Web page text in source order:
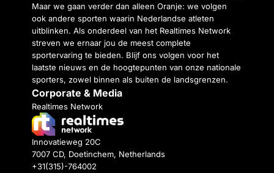
Maar we gaan verder dan alleen Oranje: we volgen
ook andere sporten waarin Nederlandse atleten
uitblinken. Als onderdeel van het Realtimes Network
streven we ernaar jou de meest complete
sportervaring te bieden. Blijf ons volgen voor het
laatste nieuws en de hoogtepunten van onze nationale
sporters, zowel binnen als buiten de landsgrenzen.
Corporate & Media
Realtimes Network
Innovatieweg 20C
7007 CD, Doetinchem, Netherlands
+31(315)-764002